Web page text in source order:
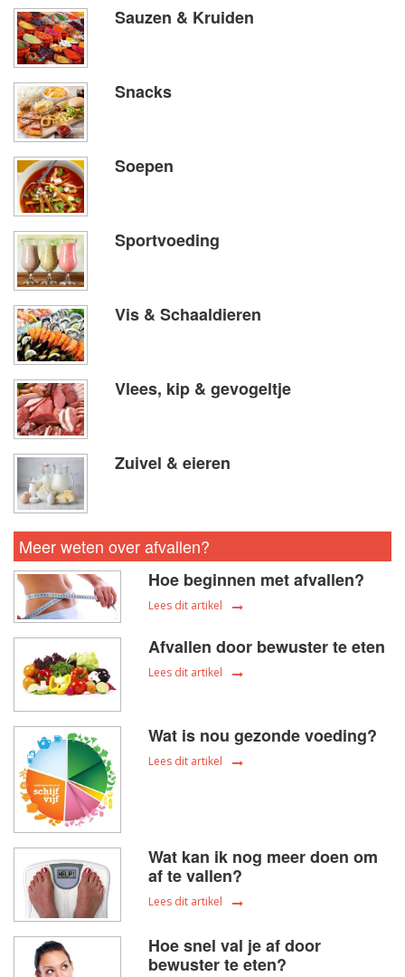
Sauzen & Kruiden
Snacks
Soepen
Sportvoeding
Vis & Schaaldieren
Vlees, kip & gevogeltje
Zuivel & eieren
Meer weten over afvallen?
Hoe beginnen met afvallen?
Lees dit artikel
Afvallen door bewuster te eten
Lees dit artikel
Wat is nou gezonde voeding?
Lees dit artikel
Wat kan ik nog meer doen om
af te vallen?
Lees dit artikel
Hoe snel val je af door
bewuster te eten?